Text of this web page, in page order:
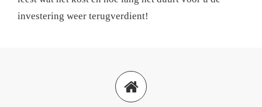
investering weer terugverdient!